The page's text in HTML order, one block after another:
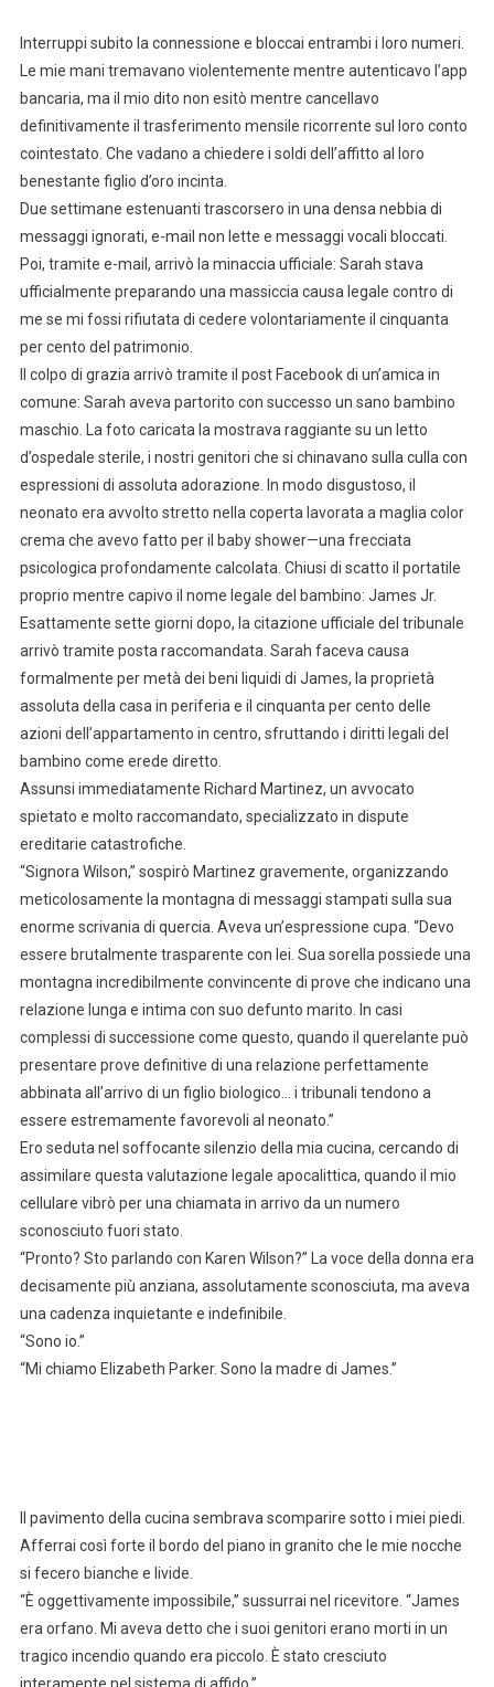
Interruppi subito la connessione e bloccai entrambi i loro numeri.
Le mie mani tremavano violentemente mentre autenticavo l’app
bancaria, ma il mio dito non esitò mentre cancellavo
definitivamente il trasferimento mensile ricorrente sul loro conto
cointestato. Che vadano a chiedere i soldi dell’affitto al loro
benestante figlio d’oro incinta.
Due settimane estenuanti trascorsero in una densa nebbia di
messaggi ignorati, e-mail non lette e messaggi vocali bloccati.
Poi, tramite e-mail, arrivò la minaccia ufficiale: Sarah stava
ufficialmente preparando una massiccia causa legale contro di
me se mi fossi rifiutata di cedere volontariamente il cinquanta
per cento del patrimonio.
Il colpo di grazia arrivò tramite il post Facebook di un’amica in
comune: Sarah aveva partorito con successo un sano bambino
maschio. La foto caricata la mostrava raggiante su un letto
d’ospedale sterile, i nostri genitori che si chinavano sulla culla con
espressioni di assoluta adorazione. In modo disgustoso, il
neonato era avvolto stretto nella coperta lavorata a maglia color
crema che avevo fatto per il baby shower—una frecciata
psicologica profondamente calcolata. Chiusi di scatto il portatile
proprio mentre capivo il nome legale del bambino: James Jr.
Esattamente sette giorni dopo, la citazione ufficiale del tribunale
arrivò tramite posta raccomandata. Sarah faceva causa
formalmente per metà dei beni liquidi di James, la proprietà
assoluta della casa in periferia e il cinquanta per cento delle
azioni dell’appartamento in centro, sfruttando i diritti legali del
bambino come erede diretto.
Assunsi immediatamente Richard Martinez, un avvocato
spietato e molto raccomandato, specializzato in dispute
ereditarie catastrofiche.
“Signora Wilson,” sospirò Martinez gravemente, organizzando
meticolosamente la montagna di messaggi stampati sulla sua
enorme scrivania di quercia. Aveva un’espressione cupa. “Devo
essere brutalmente trasparente con lei. Sua sorella possiede una
montagna incredibilmente convincente di prove che indicano una
relazione lunga e intima con suo defunto marito. In casi
complessi di successione come questo, quando il querelante può
presentare prove definitive di una relazione perfettamente
abbinata all’arrivo di un figlio biologico… i tribunali tendono a
essere estremamente favorevoli al neonato.”
Ero seduta nel soffocante silenzio della mia cucina, cercando di
assimilare questa valutazione legale apocalittica, quando il mio
cellulare vibrò per una chiamata in arrivo da un numero
sconosciuto fuori stato.
“Pronto? Sto parlando con Karen Wilson?” La voce della donna era
decisamente più anziana, assolutamente sconosciuta, ma aveva
una cadenza inquietante e indefinibile.
“Sono io.”
“Mi chiamo Elizabeth Parker. Sono la madre di James.”
Il pavimento della cucina sembrava scomparire sotto i miei piedi.
Afferrai così forte il bordo del piano in granito che le mie nocche
si fecero bianche e livide.
“È oggettivamente impossibile,” sussurrai nel ricevitore. “James
era orfano. Mi aveva detto che i suoi genitori erano morti in un
tragico incendio quando era piccolo. È stato cresciuto